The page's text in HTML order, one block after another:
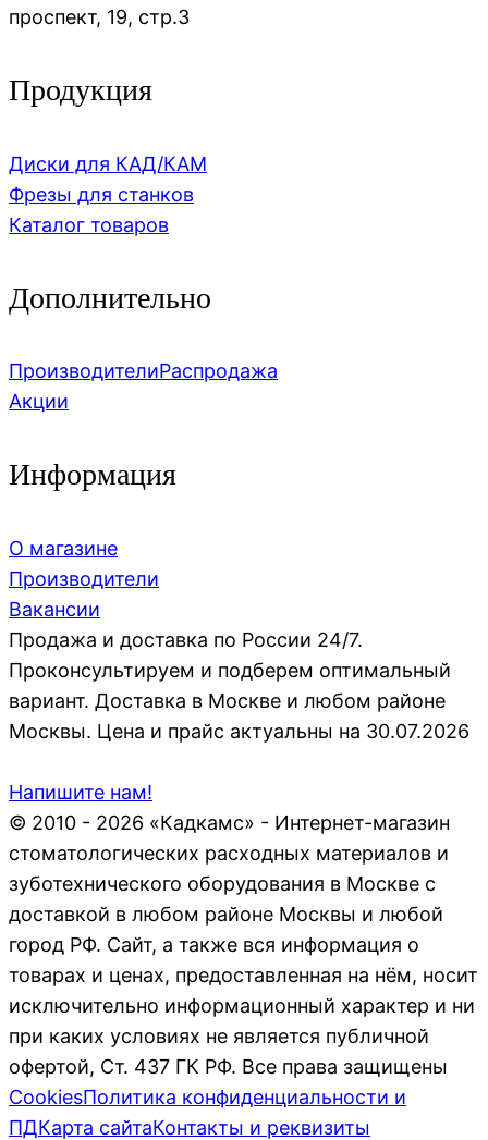
проспект, 19, стр.3
Продукция
Диски для КАД/КАМ
Фрезы для станков
Каталог товаров
Дополнительно
ПроизводителиРаспродажа
Акции
Информация
О магазине
Производители
Вакансии
Продажа и доставка по России 24/7.
Проконсультируем и подберем оптимальный
вариант. Доставка в Москве и любом районе
Москвы. Цена и прайс актуальны на 30.07.2026
Напишите нам!
© 2010 - 2026 «Кадкамс» - Интернет-магазин
стоматологических расходных материалов и
зуботехнического оборудования в Москве с
доставкой в любом районе Москвы и любой
город РФ. Сайт, а также вся информация о
товарах и ценах, предоставленная на нём, носит
исключительно информационный характер и ни
при каких условиях не является публичной
офертой, Ст. 437 ГК РФ. Все права защищены
CookiesПолитика конфиденциальности и
ПДКарта сайтаКонтакты и реквизиты